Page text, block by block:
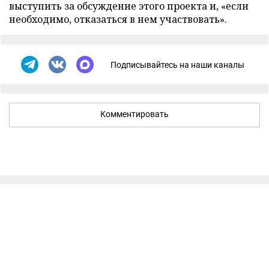
выступить за обсуждение этого проекта и, «если
необходимо, отказаться в нем участвовать».
Подписывайтесь на наши каналы
Комментировать